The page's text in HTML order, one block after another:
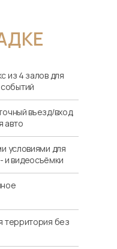
из 4 залов для
въезд/вход,
авто
условиями для
видеосъёмки
территория без